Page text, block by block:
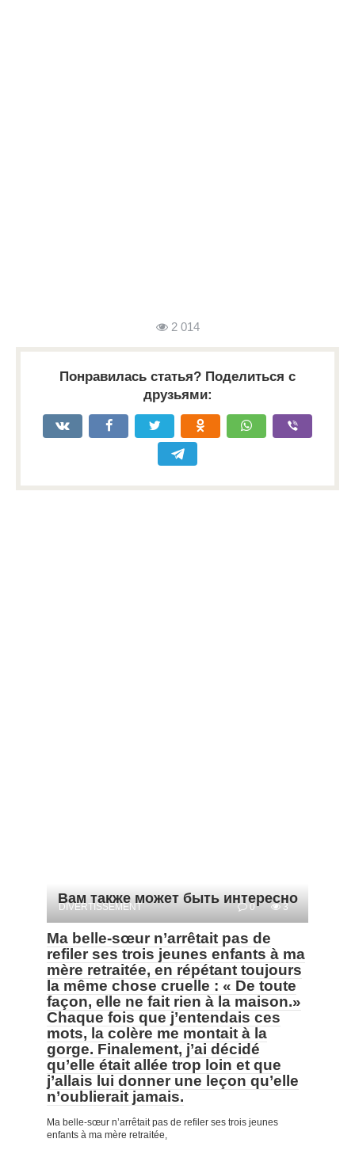
2 014
Понравилась статья? Поделиться с
друзьями:
Вам также может быть интересно
DIVERTISSEMENT 0 3
Ma belle-sœur n’arrêtait pas de
refiler ses trois jeunes enfants à ma
mère retraitée, en répétant toujours
la même chose cruelle : « De toute
façon, elle ne fait rien à la maison.»
Chaque fois que j’entendais ces
mots, la colère me montait à la
gorge. Finalement, j’ai décidé
qu’elle était allée trop loin et que
j’allais lui donner une leçon qu’elle
n’oublierait jamais.
Ma belle-sœur n’arrêtait pas de refiler ses trois jeunes
enfants à ma mère retraitée,